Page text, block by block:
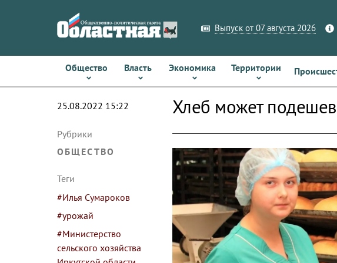
Выпуск от 07 августа 2026
Общество Власть Экономика Территории
25.08.2022 15:22
Рубрики
ОБЩЕСТВО
Теги
#Илья Сумароков
#урожай
#Министерство
сельского хозяйства
Хлеб может